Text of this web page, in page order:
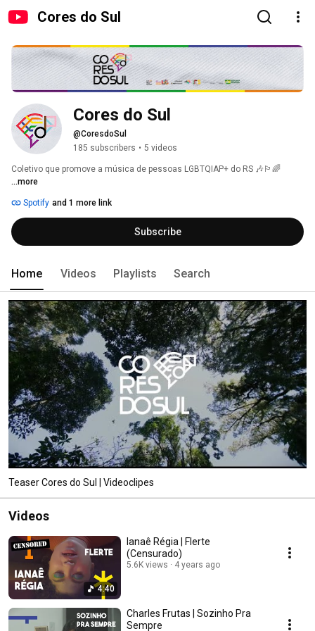
Cores do Sul
Cores do Sul
@CoresdoSul
185 subscribers • 5 videos
Coletivo que promove a música de pessoas LGBTQIAP+ do RS 🎶🏳️‍🌈
...more
Spotify and 1 more link
Subscribe
Home Videos Playlists Search
Teaser Cores do Sul | Videoclipes
Videos
4:40
Ianaê Régia | Flerte
(Censurado)
5.6K views 4 years ago
Charles Frutas | Sozinho Pra
Sempre